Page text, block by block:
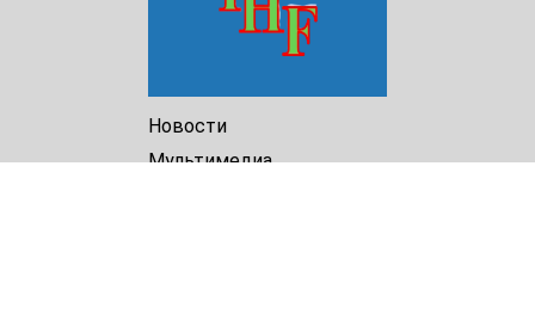
Новости
Мультимедиа